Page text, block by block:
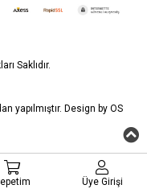
Saklıdır.
yapılmıştır. Design by OS
Üye Girişi